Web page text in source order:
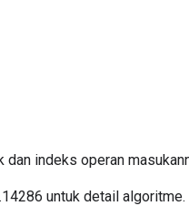
indeks operan
untuk detail algoritme.